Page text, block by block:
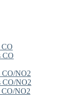
CO
CO
CO/NO2
CO/NO2
CO/NO2